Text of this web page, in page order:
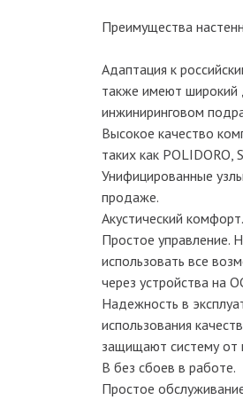
Преимущества
Адаптация к
также имеют широкий
инжиниринговом
Высокое качество
таких как POLIDORO,
Унифицированные
продаже.
Акустический
Простое управление.
использовать все
через устройства на
Надежность в
использования
защищают систему от
В без сбоев в работе.
Простое